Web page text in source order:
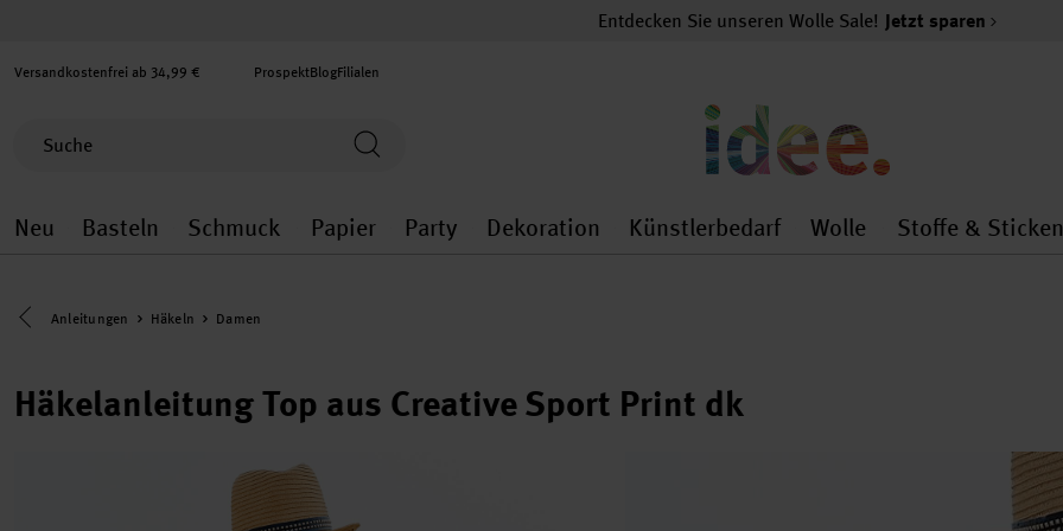
Entdecken Sie unseren Wolle Sale! Jetzt sparen
Versandkostenfrei ab 34,99 € ProspektBlogFilialen
Neu
Neu general.openMenu
Basteln
Basteln general.openMenu
Schmuck
Schmuck general.openMenu
Papier
Papier general.openMenu
Party
Party general.openMenu
Dekoration
Dekoration general.openMenu
Künstlerbedarf
Künstlerbedarf
Wolle
Wolle
Stoffe & Sticken
Eine Kategorie zurück navigieren
Anleitungen Häkeln Damen
Häkelanleitung Top aus Creative Sport Print dk